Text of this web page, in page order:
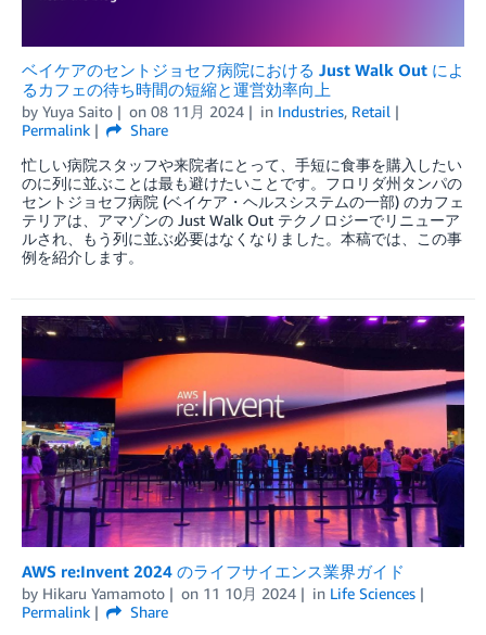
ベイケアのセントジョセフ病院における Just Walk Out によ
るカフェの待ち時間の短縮と運営効率向上
by Yuya Saito on 08 11月 2024 in Industries, Retail
Permalink
Share
忙しい病院スタッフや来院者にとって、手短に食事を購入したい
のに列に並ぶことは最も避けたいことです。フロリダ州タンパの
セントジョセフ病院 (ベイケア・ヘルスシステムの一部) のカフェ
テリアは、アマゾンの Just Walk Out テクノロジーでリニューア
ルされ、もう列に並ぶ必要はなくなりました。本稿では、この事
例を紹介します。
AWS re:Invent 2024 のライフサイエンス業界ガイド
by Hikaru Yamamoto on 11 10月 2024 in Life Sciences
Permalink
Share